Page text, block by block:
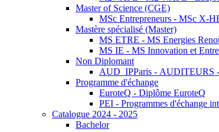
Master of Science (CGE)
MSc Entrepreneurs - MSc X-
Mastère spécialisé (Master)
MS ETRE - MS Energies
MS IE - MS Innovation et
Non Diplomant
AUD_IPParis - AUDITEURS -
Programme d'échange
EuroteQ - Diplôme EuroteQ
PEI - Programmes d'échange
Catalogue 2024 - 2025
Bachelor